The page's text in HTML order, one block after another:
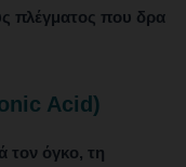
πλέγματος που δρα
Acid)
τον όγκο, τη